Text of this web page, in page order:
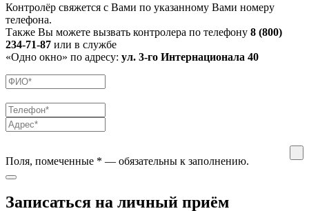
Контролёр свяжется с Вами по указанному Вами номеру
телефона.
Также Вы можете вызвать контролера по телефону 8 (800)
234-71-87 или в службе
«Одно окно» по адресу: ул. 3-го Интернационала 40
Поля, помеченные * — обязательны к заполнению.
Записаться на личный приём